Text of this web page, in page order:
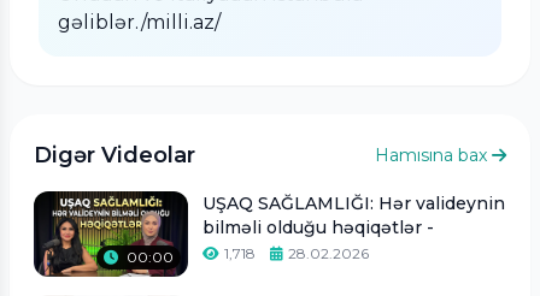
gəliblər./milli.az/
Digər Videolar Hamısına bax
00:00
UŞAQ SAĞLAMLIĞI: Hər valideynin
bilməli olduğu həqiqətlər -
1,718 28.02.2026